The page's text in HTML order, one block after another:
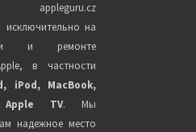
appleguru.cz
исключительно на
и ремонте
в частности
iPod, MacBook,
TV. Мы
надежное место